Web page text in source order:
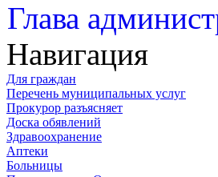
Глава
Навигация
Для граждан
Перечень муниципальных услуг
Прокурор разъясняет
Доска обявлений
Здравоохранение
Аптеки
Больницы